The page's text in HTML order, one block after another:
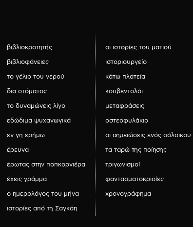
βιβλιοκροτητής
βιβλιοφάνειες
το γέλιο του νερού
δια στόματος
το δυναμώνεις λίγο
εδώδιμα ψυχαγωγικά
εν γη ερήμω
έρευνα
έρωτας στην ποπκορνιέρα
έχεις γράμμα
ο ημερολόγος του μήνα
ιστορίες από τη Σαγκάη
οι ιστορίες του ματιού
ιστοριουργείο
κάτω πλατεία
κουβεντολόι
μεταφράσεις
οστεοφυλάκιο
οι σημειώσεις ενός σόλοικου
τα ταρώ της ποίησης
τριγωνισμοί
φαντασματοκρισίες
χρονογράφημα